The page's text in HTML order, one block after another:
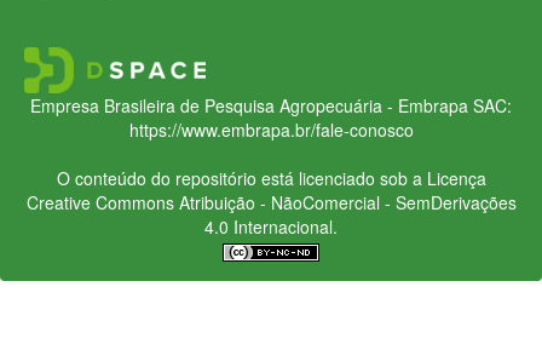
Empresa Brasileira de Pesquisa Agropecuária - Embrapa SAC:
https://www.embrapa.br/fale-conosco
O conteúdo do repositório está licenciado sob a Licença
Creative CommonsAtribuição - NãoComercial - SemDerivações
4.0 Internacional.